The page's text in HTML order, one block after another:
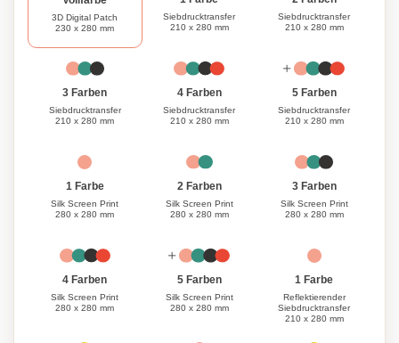
3D Digital Patch
230 x 280 mm
Siebdrucktransfer
210 x 280 mm
Siebdrucktransfer
210 x 280 mm
3 Farben
Siebdrucktransfer
210 x 280 mm
4 Farben
Siebdrucktransfer
210 x 280 mm
5 Farben
Siebdrucktransfer
210 x 280 mm
1 Farbe
Silk Screen Print
280 x 280 mm
2 Farben
Silk Screen Print
280 x 280 mm
3 Farben
Silk Screen Print
280 x 280 mm
4 Farben
Silk Screen Print
280 x 280 mm
5 Farben
Silk Screen Print
280 x 280 mm
1 Farbe
Reflektierender
Siebdrucktransfer
210 x 280 mm